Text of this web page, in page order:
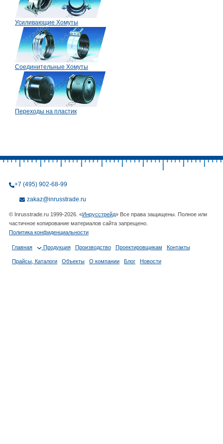
Усиливающие Хомуты
Соединительные Хомуты
Переходы на пластик
+7 (495) 902-68-99
zakaz@inrusstrade.ru
© Inrusstrade.ru 1999-2026. «Инрусстрейд» Все права защищены. Полное или
частичное копирование материалов сайта запрещено.
Политика конфиденциальности
Главная Продукция Производство Проектировщикам Контакты
Прайсы, Каталоги Объекты О компании Блог Новости